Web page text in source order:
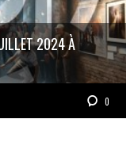
2024 À
0